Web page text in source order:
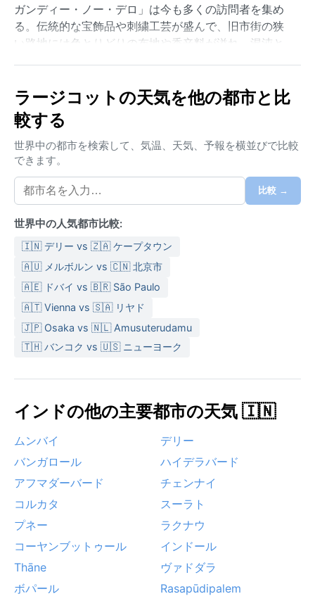
ガンディー・ノー・デロ」は今も多くの訪問者を集め
る。伝統的な宝飾品や刺繍工芸が盛んで、旧市街の狭
い路地には色とりどりの布地や香辛料が溢れ、混沌と
属する。夏は3月から6月にかけて厳しい暑さが続き、
日中の気温は40度を超えることも珍しくない。冬は11
度を下回ることもある。モンスーンの雨季は6月から9
月だが、年降水量は800ミリメートル程度と限られ、
湿度は比較的低い。年間を通じて乾燥した晴天が多い
ため、旅行には夏用の薄手の綿製品と、冬の朝晩に備
えた軽い上着が欠かせない。
気候面での最適な訪問時期は11月から2月の冬季で、過
ごしやすい陽気と安定した晴天が期待できる。特筆す
る激しい熱波があり、時にダストストームを伴う。ま
た、アラビア海から遠方の低気圧の影響を受けると、
短期間の豪雨や強風に見舞われることもある。そうし
た変動を考慮すれば、穏やかな冬の日々がラージコー
ラージコットの天気を他の都市と比
較する
世界中の都市を検索して、気温、天気、予報を横並びで比較
できます。
比較 →
世界中の人気都市比較:
🇮🇳 デリー vs 🇿🇦 ケープタウン
🇦🇺 メルボルン vs 🇨🇳 北京市
🇦🇪 ドバイ vs 🇧🇷 São Paulo
🇦🇹 Vienna vs 🇸🇦 リヤド
🇯🇵 Osaka vs 🇳🇱 Amusuterudamu
🇹🇭 バンコク vs 🇺🇸 ニューヨーク
インドの他の主要都市の天気 🇮🇳
ムンバイ
デリー
バンガロール
ハイデラバード
アフマダーバード
チェンナイ
コルカタ
スーラト
プネー
ラクナウ
コーヤンブットゥール
インドール
Thāne
ヴァドダラ
ボパール
Rasapūdipalem